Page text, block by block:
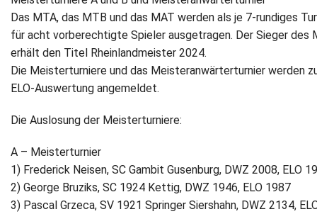
Das MTA, das MTB und das MAT werden als je 7-rundiges
für acht vorberechtigte Spieler ausgetragen. Der Sieger des
erhält den Titel Rheinlandmeister 2024.
Die Meisterturniere und das Meisteranwärterturnier werden
ELO-Auswertung angemeldet.
Die Auslosung der Meisterturniere:
A – Meisterturnier
1) Frederick Neisen, SC Gambit Gusenburg, DWZ 2008, ELO
2) George Bruziks, SC 1924 Kettig, DWZ 1946, ELO 1987
3) Pascal Grzeca, SV 1921 Springer Siershahn, DWZ 2134,